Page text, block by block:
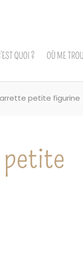
QUOI ? OÙ ME
petite figurine